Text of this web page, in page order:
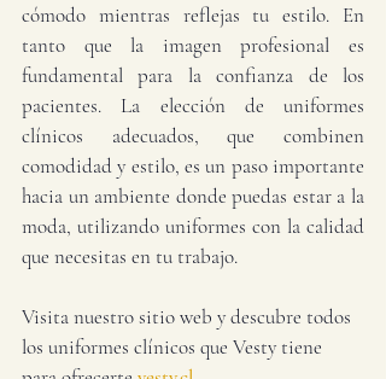
cómodo mientras reflejas tu estilo. En
tanto que la imagen profesional es
fundamental para la confianza de los
pacientes. La elección de uniformes
clínicos adecuados, que combinen
comodidad y estilo, es un paso importante
hacia un ambiente donde puedas estar a la
moda, utilizando uniformes con la calidad
que necesitas en tu trabajo.
Visita nuestro sitio web y descubre todos
los uniformes clínicos que Vesty tiene